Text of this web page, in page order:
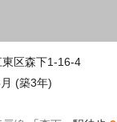
区森下1-16-4
(築3年)